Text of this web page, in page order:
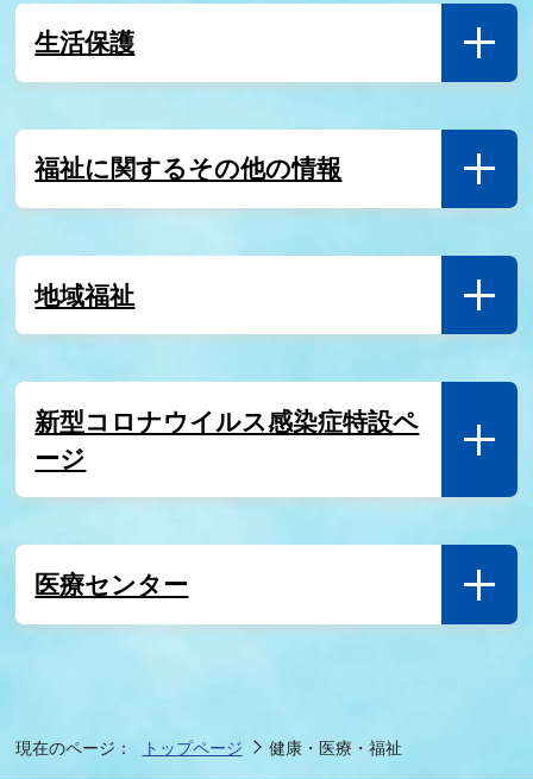
7月28日
（９月以降はまだまだ空いています）養育費等に関す
る無料法律相談のご案内
7月28日
いわきの地域共生の動きを伝える ＼ IWAKI &
7月27日
いわき市在宅医療介護連携支援センター職員（フルタ
イム会計年度任用職員）の募集
7月24日
職場の健康づくりを応援！「からだがみえるおでかけ
補助します
生活保護
福祉に関するその他の情報
地域福祉
新型コロナウイルス感染症特設ペ
ージ
医療センター
現在のページ： トップページ 健康・医療・福祉